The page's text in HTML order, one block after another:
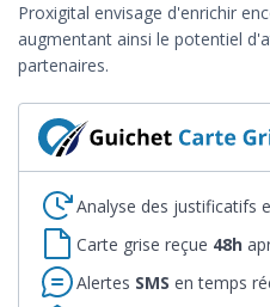
Proxigital envisage d'enrichir
augmentant ainsi le potentiel
partenaires.
Analyse des justificatifs
Carte grise reçue 48h
Alertes SMS en temps